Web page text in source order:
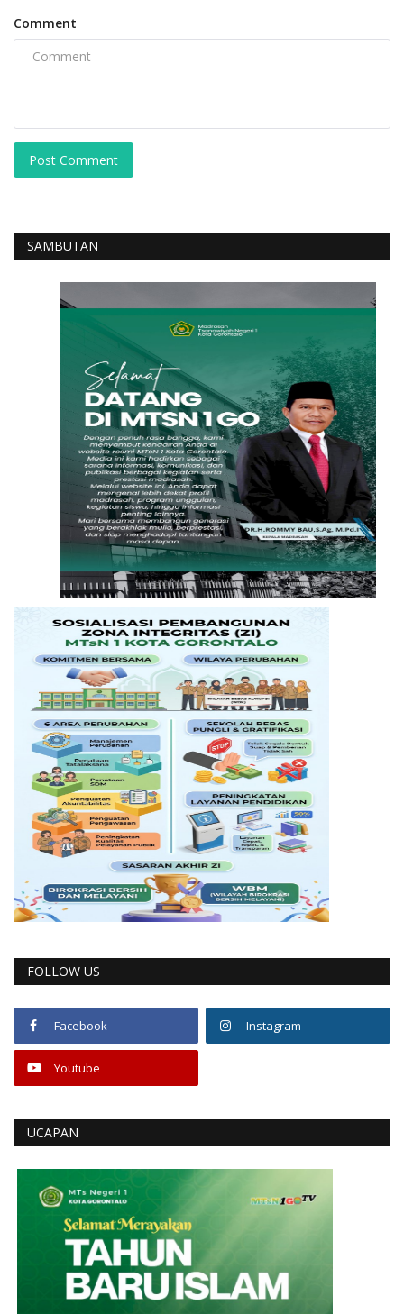
Comment
Post Comment
SAMBUTAN
FOLLOW US
Facebook Instagram
Youtube
UCAPAN